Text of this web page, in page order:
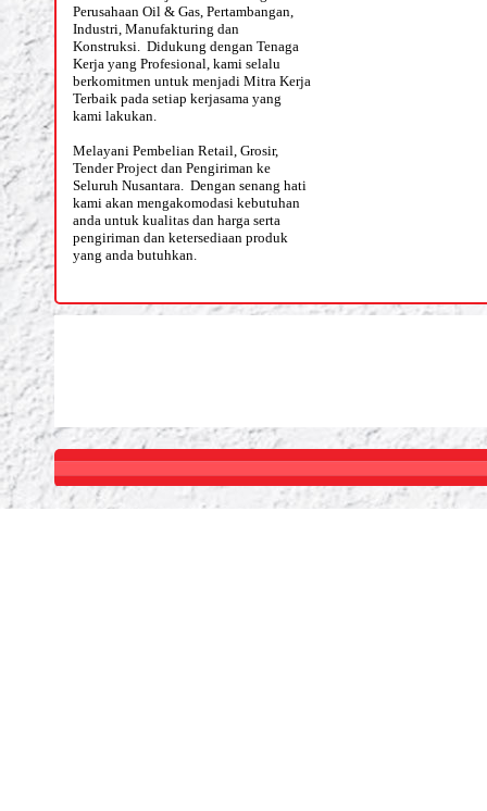
Perusahaan Oil & Gas, Pertambangan,
Industri, Manufakturing dan
Konstruksi. Didukung dengan Tenaga
Kerja yang Profesional, kami selalu
berkomitmen untuk menjadi Mitra Kerja
Terbaik pada setiap kerjasama yang
kami lakukan.
Melayani Pembelian Retail, Grosir,
Tender Project dan Pengiriman ke
Seluruh Nusantara. Dengan senang hati
kami akan mengakomodasi kebutuhan
anda untuk kualitas dan harga serta
pengiriman dan ketersediaan produk
yang anda butuhkan.